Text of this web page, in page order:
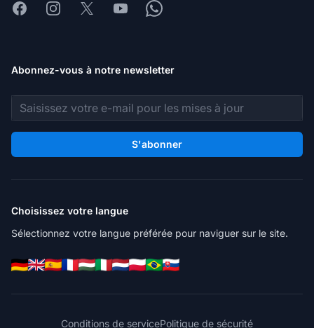
FacebookInstagram
X YoutubeWhatsapp
Abonnez-vous à notre newsletter
Adresse e-mail
S'abonner
Choisissez votre langue
Sélectionnez votre langue préférée pour naviguer sur le site.
Conditions de servicePolitique de sécurité